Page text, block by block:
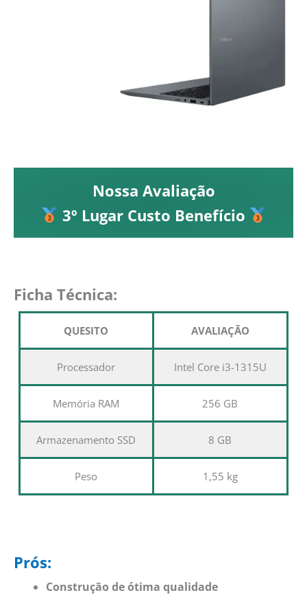
Nossa Avaliação
3º Lugar Custo Benefício
Ficha Técnica:
QUESITO AVALIAÇÃO
Processador Intel Core i3-1315U
Memória RAM 256 GB
Armazenamento SSD 8 GB
Peso 1,55 kg
Prós:
Construção de ótima qualidade